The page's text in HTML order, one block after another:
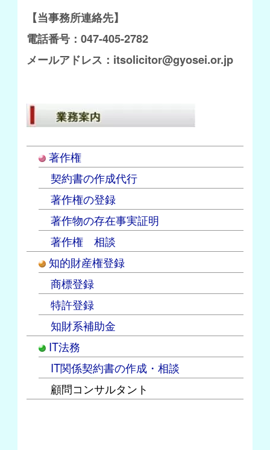
【当事務所連絡先】
電話番号：047-405-2782
メールアドレス：itsolicitor@gyosei.or.jp
著作権
契約書の作成代行
著作権の登録
著作物の存在事実証明
著作権 相談
知的財産権登録
商標登録
特許登録
知財系補助金
IT法務
IT関係契約書の作成・相談
顧問コンサルタント